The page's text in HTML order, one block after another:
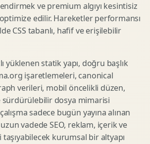
ve premium algıyı kesintisiz
edilir. Hareketler performansı
CSS tabanlı, hafif ve erişilebilir
yüklenen statik yapı, doğru başlık
işaretlemeleri, canonical
verileri, mobil öncelikli düzen,
dosya mimarisi
sadece bugün yayına alınan
vadede SEO, reklam, içerik ve
kurumsal bir altyapı